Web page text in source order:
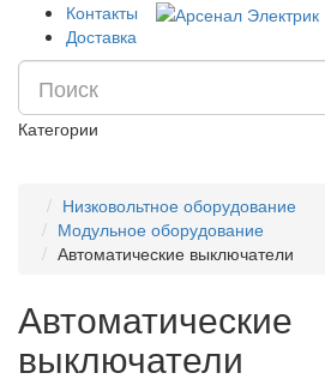
Контакты
Доставка
Категории
Низковольтное оборудование
Модульное оборудование
Автоматические выключатели
Автоматические
выключатели